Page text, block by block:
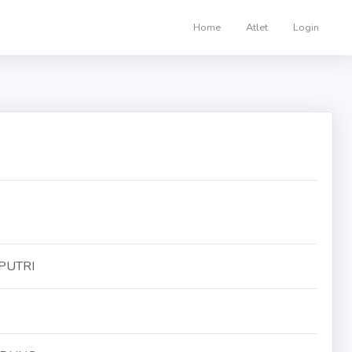
Home Atlet Login